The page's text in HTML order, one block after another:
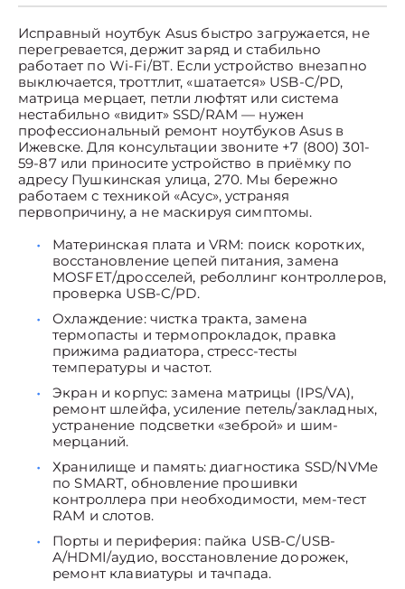
Исправный ноутбук Asus быстро загружается, не
перегревается, держит заряд и стабильно
работает по Wi-Fi/BT. Если устройство внезапно
выключается, троттлит, «шатается» USB-C/PD,
матрица мерцает, петли люфтят или система
нестабильно «видит» SSD/RAM — нужен
профессиональный ремонт ноутбуков Asus в
Ижевске. Для консультации звоните +7 (800) 301-
59-87 или приносите устройство в приёмку по
адресу Пушкинская улица, 270. Мы бережно
работаем с техникой «Асус», устраняя
первопричину, а не маскируя симптомы.
Материнская плата и VRM: поиск коротких,
восстановление цепей питания, замена
MOSFET/дросселей, реболлинг контроллеров,
проверка USB-C/PD.
Охлаждение: чистка тракта, замена
термопасты и термопрокладок, правка
прижима радиатора, стресс-тесты
температуры и частот.
Экран и корпус: замена матрицы (IPS/VA),
ремонт шлейфа, усиление петель/закладных,
устранение подсветки «зеброй» и шим-
мерцаний.
Хранилище и память: диагностика SSD/NVMe
по SMART, обновление прошивки
контроллера при необходимости, мем-тест
RAM и слотов.
Порты и периферия: пайка USB-C/USB-
A/HDMI/аудио, восстановление дорожек,
ремонт клавиатуры и тачпада.